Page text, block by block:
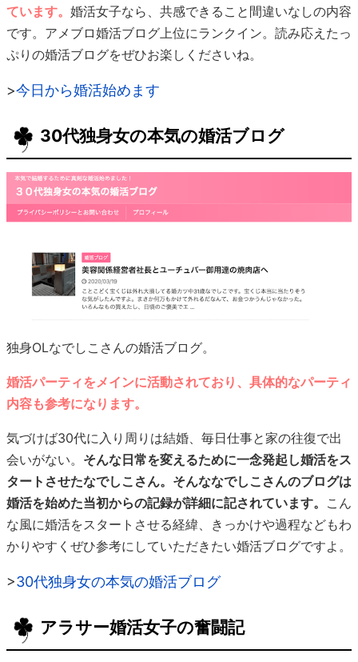
ています。 婚活女子なら、共感できること間違いなしの内容
です。アメブロ婚活ブログ上位にランクイン。読み応えたっ
ぷりの婚活ブログをぜひお楽しくださいね。
>今日から婚活始めます
30代独身女の本気の婚活ブログ
独身OLなでしこさんの婚活ブログ。
婚活パーティをメインに活動されており、具体的なパーティ
内容も参考になります。
気づけば30代に入り周りは結婚、毎日仕事と家の往復で出
会いがない。 そんな日常を変えるために一念発起し婚活をス
タートさせたなでしこさん。そんななでしこさんのブログは
婚活を始めた当初からの記録が詳細に記されています。 こん
な風に婚活をスタートさせる経緯、きっかけや過程などもわ
かりやすくぜひ参考にしていただきたい婚活ブログですよ。
>30代独身女の本気の婚活ブログ
アラサー婚活女子の奮闘記